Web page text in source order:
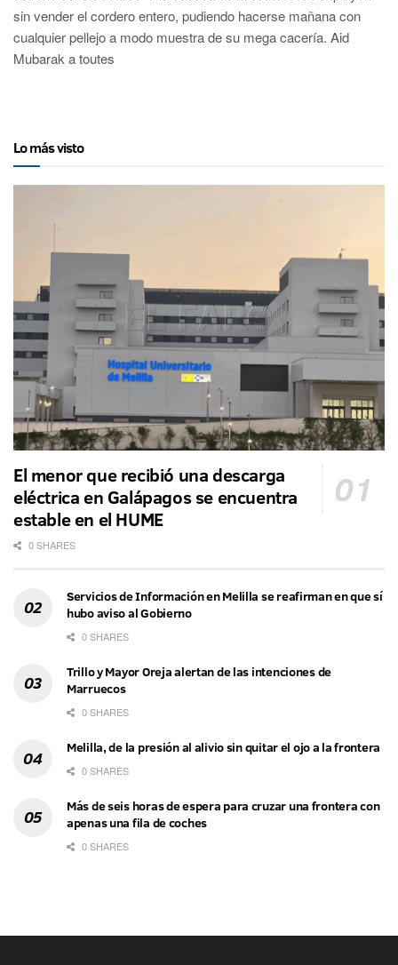
sin vender el cordero entero, pudiendo hacerse mañana con
cualquier pellejo a modo muestra de su mega cacería. Aid
Mubarak a toutes
Lo más visto
El menor que recibió una descarga
eléctrica en Galápagos se encuentra
estable en el HUME
0 SHARES
Servicios de Información en Melilla se reafirman en que sí
hubo aviso al Gobierno
0 SHARES
Trillo y Mayor Oreja alertan de las intenciones de
Marruecos
0 SHARES
Melilla, de la presión al alivio sin quitar el ojo a la frontera
0 SHARES
Más de seis horas de espera para cruzar una frontera con
apenas una fila de coches
0 SHARES